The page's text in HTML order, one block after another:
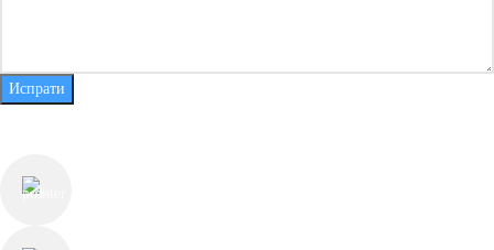
Испрати